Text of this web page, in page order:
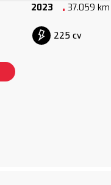
2023 37.059 km
225 cv